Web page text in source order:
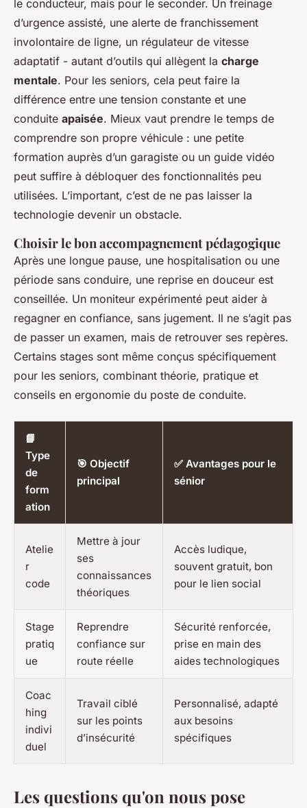
le conducteur, mais pour le seconder. Un freinage
d’urgence assisté, une alerte de franchissement
involontaire de ligne, un régulateur de vitesse
adaptatif - autant d’outils qui allègent la charge
mentale. Pour les seniors, cela peut faire la
différence entre une tension constante et une
conduite apaisée. Mieux vaut prendre le temps de
comprendre son propre véhicule : une petite
formation auprès d’un garagiste ou un guide vidéo
peut suffire à débloquer des fonctionnalités peu
utilisées. L’important, c’est de ne pas laisser la
technologie devenir un obstacle.
Choisir le bon accompagnement pédagogique
Après une longue pause, une hospitalisation ou une
période sans conduire, une reprise en douceur est
conseillée. Un moniteur expérimenté peut aider à
regagner en confiance, sans jugement. Il ne s’agit pas
de passer un examen, mais de retrouver ses repères.
Certains stages sont même conçus spécifiquement
pour les seniors, combinant théorie, pratique et
conseils en ergonomie du poste de conduite.
📘
Type
de
form
ation
🎯 Objectif
principal
✅ Avantages pour le
sénior
Atelie
r
code
Mettre à jour
ses
connaissances
théoriques
Accès ludique,
souvent gratuit, bon
pour le lien social
Stage
pratiq
ue
Reprendre
confiance sur
route réelle
Sécurité renforcée,
prise en main des
aides technologiques
Coac
hing
indivi
duel
Travail ciblé
sur les points
d’insécurité
Personnalisé, adapté
aux besoins
spécifiques
Les questions qu'on nous pose